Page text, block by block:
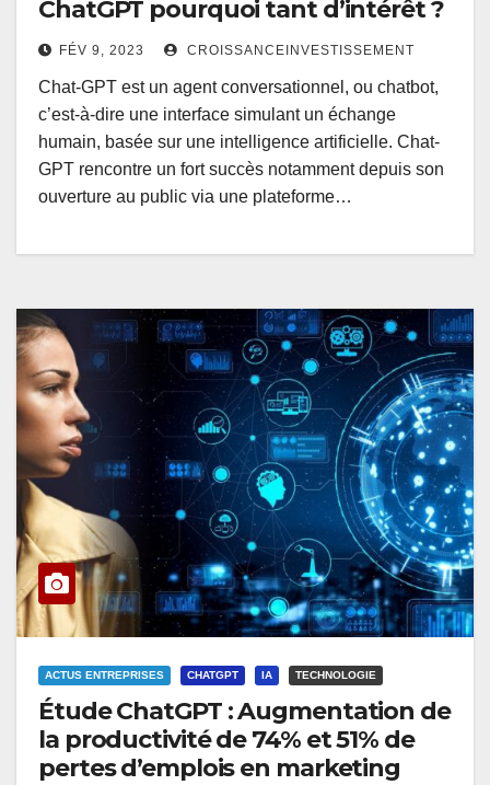
ChatGPT pourquoi tant d’intérêt ?
FÉV 9, 2023 CROISSANCEINVESTISSEMENT
Chat-GPT est un agent conversationnel, ou chatbot,
c’est-à-dire une interface simulant un échange
humain, basée sur une intelligence artificielle. Chat-
GPT rencontre un fort succès notamment depuis son
ouverture au public via une plateforme…
ACTUS ENTREPRISES CHATGPT IA TECHNOLOGIE
Étude ChatGPT : Augmentation de
la productivité de 74% et 51% de
pertes d’emplois en marketing